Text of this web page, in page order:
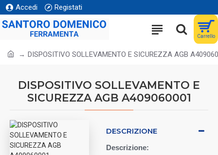
Accedi Registati
Carrello
DISPOSITIVO SOLLEVAMENTO E SICUREZZA AGB
DISPOSITIVO SOLLEVAMENTO E
SICUREZZA AGB A409060001
DESCRIZIONE
Descrizione: